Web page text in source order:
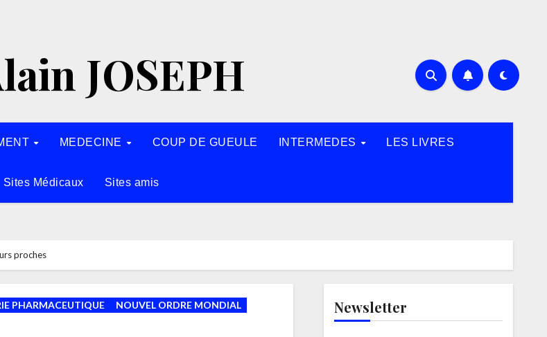
JOSEPH
MEDECINE COUP DE GUEULE INTERMEDES LES LIVRES
Sites Médicaux Sites amis
proches
PHARMACEUTIQUE
NOUVEL ORDRE MONDIAL
Newsletter